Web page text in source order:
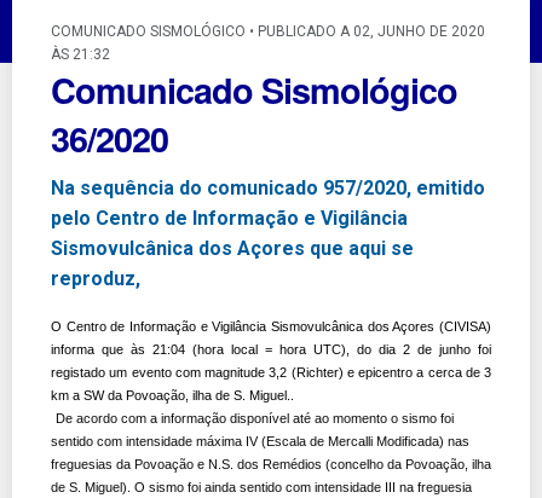
COMUNICADO SISMOLÓGICO • PUBLICADO A 02, JUNHO DE 2020
ÀS 21:32
Comunicado Sismológico
36/2020
Na sequência do comunicado 957/2020, emitido
pelo Centro de Informação e Vigilância
Sismovulcânica dos Açores que aqui se
reproduz,
O Centro de Informação e Vigilância Sismovulcânica dos Açores (CIVISA)
informa que às 21:04 (hora local = hora UTC), do dia 2 de junho foi
registado um evento com magnitude 3,2 (Richter) e epicentro a cerca de 3
km a SW da Povoação, ilha de S. Miguel..
De acordo com a informação disponível até ao momento o sismo foi
sentido com intensidade máxima IV (Escala de Mercalli Modificada) nas
freguesias da Povoação e N.S. dos Remédios (concelho da Povoação, ilha
de S. Miguel). O sismo foi ainda sentido com intensidade III na freguesia